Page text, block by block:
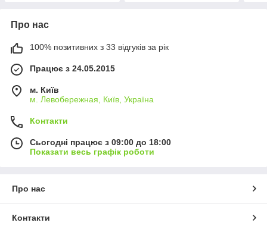
Про нас
100% позитивних з 33 відгуків за рік
Працює з 24.05.2015
м. Київ
м. Левобережная, Київ, Україна
Контакти
Сьогодні працює з 09:00 до 18:00
Показати весь графік роботи
Про нас
Контакти